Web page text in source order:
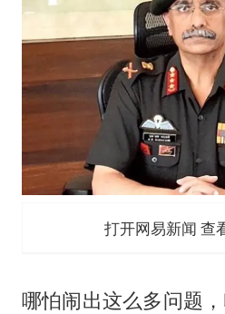
打开网易新闻 查
哪怕闹出这么多问题